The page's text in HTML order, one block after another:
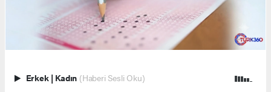
Erkek | Kadın (Haberi Sesli Oku)